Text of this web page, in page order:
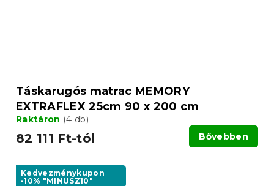
Táskarugós matrac MEMORY
EXTRAFLEX 25cm 90 x 200 cm
Raktáron (4 db)
82 111 Ft-tól Bővebben
Kedvezménykupon
-10% "MINUSZ10"